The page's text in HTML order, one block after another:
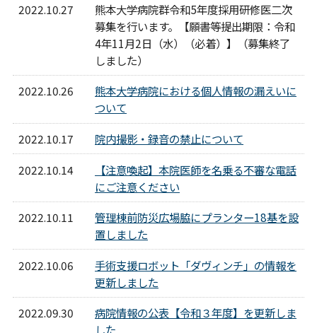
2022.10.27
熊本大学病院群令和5年度採用研修医二次
募集を行います。【願書等提出期限：令和
4年11月2日（水）（必着）】（募集終了
しました）
2022.10.26
熊本大学病院における個人情報の漏えいに
ついて
2022.10.17
院内撮影・録音の禁止について
2022.10.14
【注意喚起】本院医師を名乗る不審な電話
にご注意ください
2022.10.11
管理棟前防災広場脇にプランター18基を設
置しました
2022.10.06
手術支援ロボット「ダヴィンチ」の情報を
更新しました
2022.09.30
病院情報の公表【令和３年度】を更新しま
した